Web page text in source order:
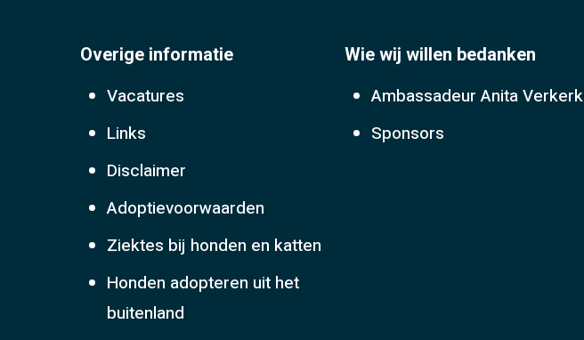
Overige informatie
Vacatures
Links
Disclaimer
Adoptievoorwaarden
Ziektes bij honden en katten
Honden adopteren uit het
buitenland
Wie wij willen bedanken
Ambassadeur Anita Verkerk
Sponsors